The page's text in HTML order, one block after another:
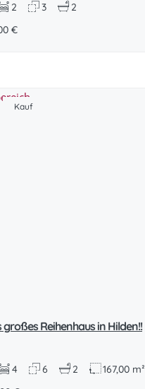
2 3
2
€
Kauf
Reihenhaus in Hilden!!
4 6 2
167,00 m²